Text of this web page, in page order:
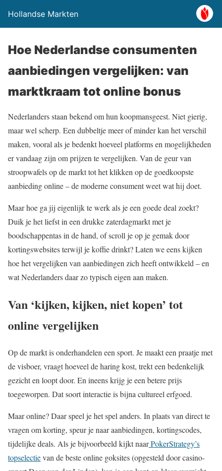
Hollandse Markten
Hoe Nederlandse consumenten
aanbiedingen vergelijken: van
marktkraam tot online bonus
Nederlanders staan bekend om hun koopmansgeest. Niet gierig,
maar wel scherp. Een dubbeltje meer of minder kan het verschil
maken, vooral als je bedenkt hoeveel platforms en mogelijkheden
er vandaag zijn om prijzen te vergelijken. Van de geur van
stroopwafels op de markt tot het klikken op de goedkoopste
aanbieding online – de moderne consument weet wat hij doet.
Maar hoe ga jij eigenlijk te werk als je een goede deal zoekt?
Duik je het liefst in een drukke zaterdagmarkt met je
boodschappentas in de hand, of scroll je op je gemak door
kortingswebsites terwijl je koffie drinkt? Laten we eens kijken
hoe het vergelijken van aanbiedingen zich heeft ontwikkeld – en
wat Nederlanders daar zo typisch eigen aan maken.
Van ‘kijken, kijken, niet kopen’ tot
online vergelijken
Op de markt is onderhandelen een sport. Je maakt een praatje met
de visboer, vraagt hoeveel de haring kost, trekt een bedenkelijk
gezicht en loopt door. En ineens krijg je een betere prijs
toegeworpen. Dat soort interactie is bijna cultureel erfgoed.
Maar online? Daar speel je het spel anders. In plaats van direct te
vragen om korting, speur je naar aanbiedingen, kortingscodes,
tijdelijke deals. Als je bijvoorbeeld kijkt naarPokerStrategy’s
topselectievan de beste online goksites (opgesteld door casino-